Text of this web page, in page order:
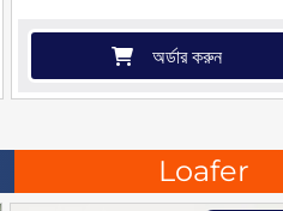
অর্ডার করুন
Loafer